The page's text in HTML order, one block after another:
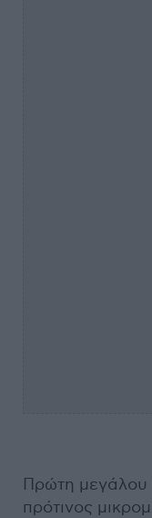
Πρώτη μεγάλου
πρότινος